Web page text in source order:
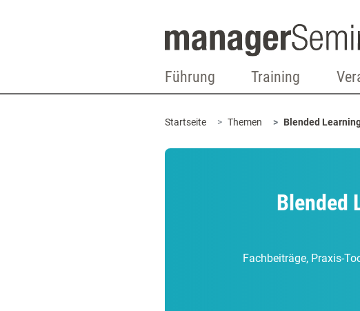
Führung Training
Startseite Themen Blended
Blended
Fachbeiträge, Praxis-